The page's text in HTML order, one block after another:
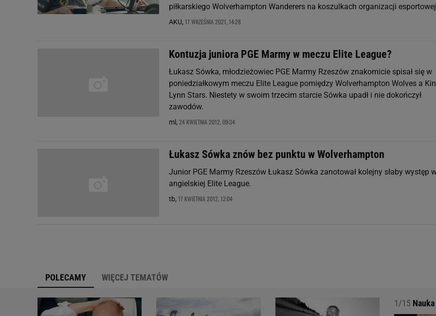
piłkarskiego Wolverhampton Wanderers na koszulkach organizacji
AKU, 17 WRZEŚNIA 2021, 14:28
Kontuzja juniora PGE Marmy w meczu Elite League?
Łukasz Sówka, młodzieżowiec PGE Marmy Rzeszów znakomicie spisał się w
poniedziałkowym meczu Elite League pomiędzy Wolverhampton Wolves a
Lynn Stars. Niestety w swoim trzecim starcie Sówka upadł i nie dokończył
zawodów.
ml, 24 KWIETNIA 2012, 09:34
Łukasz Sówka znów bez punktu w Wolverhampton
Junior PGE Marmy Rzeszów Łukasz Sówka zanotował kolejny słaby występ
angielskiej Elite League.
tb, 17 KWIETNIA 2012, 12:04
POLECAMY WIĘCEJ TEMATÓW
1/15